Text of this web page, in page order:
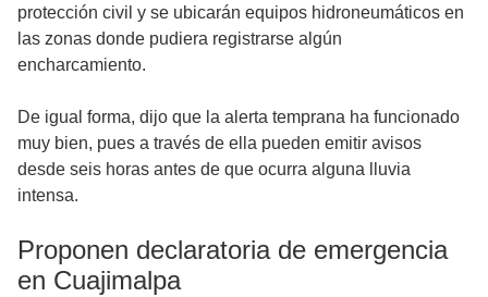
protección civil y se ubicarán equipos hidroneumáticos en
las zonas donde pudiera registrarse algún
encharcamiento.
De igual forma, dijo que la alerta temprana ha funcionado
muy bien, pues a través de ella pueden emitir avisos
desde seis horas antes de que ocurra alguna lluvia
intensa.
Proponen declaratoria de emergencia
en Cuajimalpa